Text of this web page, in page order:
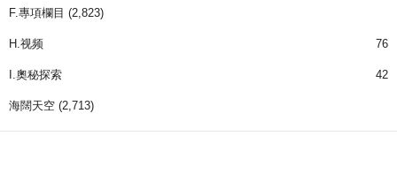
F.專項欄目 (2,823)
H.视频 76
I.奧秘探索 42
海闊天空 (2,713)